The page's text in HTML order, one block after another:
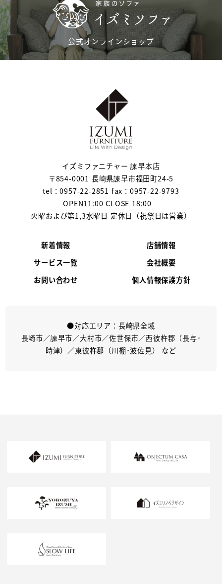
公式オンラインショップ
イズミファニチャー 諫早本店
〒854-0001 長崎県諫早市福田町24-5
tel：0957-22-2851 fax：0957-22-9793
OPEN11:00 CLOSE 18:00
火曜および第1,3水曜日 定休日（祝祭日は営業）
新着情報
店舗情報
サービス一覧
会社概要
お問い合わせ
個人情報保護方針
●対応エリア：長崎県全域
長崎市／諫早市／大村市／佐世保市／西彼杵郡（長与･
時津）／東彼杵郡（川棚･波佐見） など